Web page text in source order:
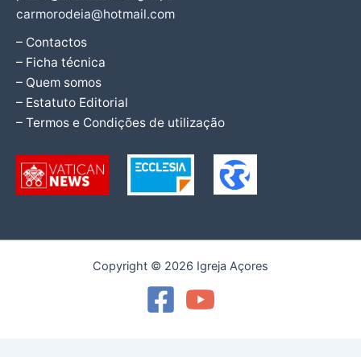
carmorodeia@hotmail.com
– Contactos
– Ficha técnica
– Quem somos
– Estatuto Editorial
– Termos e Condições de utilização
Copyright © 2026 Igreja Açores